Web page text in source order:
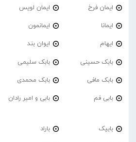
ایمان فرخ ایمان لویس
ایمانا ایمانمون
ایهام ایوان بند
بابک حسینی بابک سلیمی
بابک مافی بابک محمدی
بابی فم بابی و امیر رادان
بابیک باراد